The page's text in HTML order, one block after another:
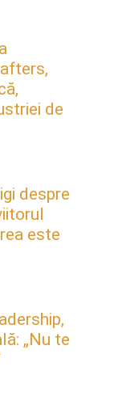
de
despre
este
„Nu te